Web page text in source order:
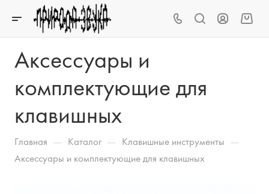
Аксессуары и
комплектующие для
клавишных
Главная — Каталог — Клавишные инструменты —
Аксессуары и комплектующие для клавишных